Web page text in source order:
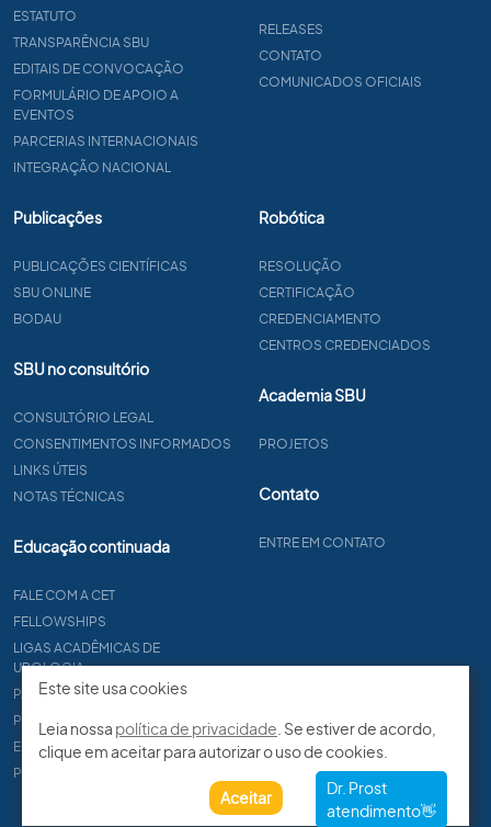
ESTATUTO
TRANSPARÊNCIA SBU
EDITAIS DE CONVOCAÇÃO
FORMULÁRIO DE APOIO A
EVENTOS
PARCERIAS INTERNACIONAIS
INTEGRAÇÃO NACIONAL
RELEASES
CONTATO
COMUNICADOS OFICIAIS
Publicações
PUBLICAÇÕES CIENTÍFICAS
SBU ONLINE
BODAU
SBU no consultório
CONSULTÓRIO LEGAL
CONSENTIMENTOS INFORMADOS
LINKS ÚTEIS
NOTAS TÉCNICAS
Educação continuada
FALE COM A CET
FELLOWSHIPS
LIGAS ACADÊMICAS DE
UROLOGIA
PAPER
PROCET
EDITAIS
PROGRAMA DE RESIDÊNCIA
Robótica
RESOLUÇÃO
CERTIFICAÇÃO
CREDENCIAMENTO
CENTROS CREDENCIADOS
Academia SBU
PROJETOS
Contato
ENTRE EM CONTATO
Este site usa cookies
Leia nossa política de privacidade . Se estiver de acordo,
clique em aceitar para autorizar o uso de cookies.
Aceitar